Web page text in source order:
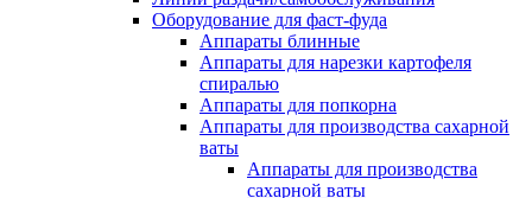
Оборудование для фаст-фуда
Аппараты блинные
Аппараты для нарезки картофеля
спиралью
Аппараты для попкорна
Аппараты для производства сахарной
ваты
Аппараты для производства
сахарной ваты